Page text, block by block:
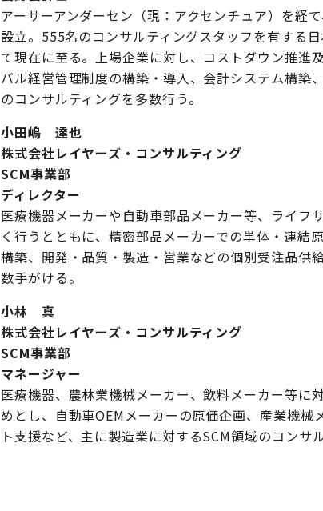
アーサーアンダーセン（現：アクセンチュア）を経
設立。555名のコンサルティングスタッフを有する
て現在に至る。上場企業に対し、コストダウン推進
バル経営管理制度の構築・導入、会計システム構築
のコンサルティングを多数行う。
小田嶋 達也
株式会社レイヤーズ・コンサルティング
SCM事業部
ディレクター
医療機器メーカーや自動車部品メーカー等、ライフ
く行うとともに、精密部品メーカーでの単体・連
構築、開発・品質・製造・営業などの個別受注品供
数手がける。
小林 真
株式会社レイヤーズ・コンサルティング
SCM事業部
マネージャー
医療機器、農林業機械メーカー、飲料メーカー等に
めとし、自動車OEMメーカーの原価企画、産業機
ト支援など、主に製造業に対するSCM領域のコンサ